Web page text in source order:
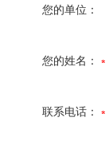
您的单位：
您的姓名：
联系电话：